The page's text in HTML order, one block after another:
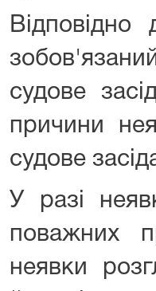
судове
причини
судове
У разі
поважних
неявки